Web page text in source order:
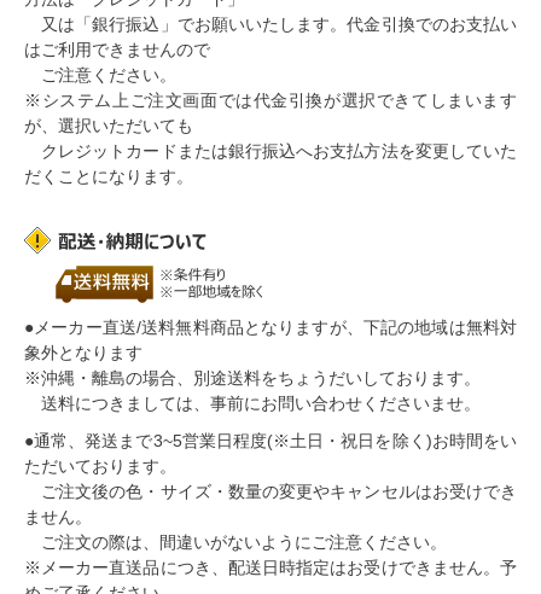
又は「銀行振込」 でお願いいたします。代金引換でのお支払い
はご利用できませんので
ご注意ください。
※システム上ご注文画面では代金引換が選択できてしまいます
が、選択いただいても
クレジットカードまたは銀行振込へお支払方法を変更していた
だくことになります。
●メーカー直送/送料無料商品となりますが、下記の地域は無料対
象外となります
※沖縄・離島の場合、別途送料をちょうだいしております。
送料につきましては、事前にお問い合わせくださいませ。
●通常、発送まで3~5営業日程度(※土日・祝日を除く)お時間をい
ただいております。
ご注文後の色・サイズ・数量の変更やキャンセルはお受けでき
ません。
ご注文の際は、間違いがないようにご注意ください。
※メーカー直送品につき、 配送日時指定はお受けできません。予